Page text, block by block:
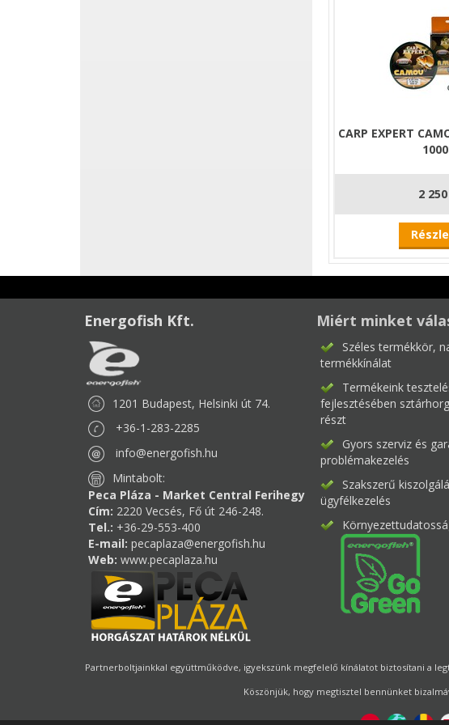
CARP EXPERT
2
Energofish Kft.
1201 Budapest, Helsinki út 74.
+36-1-283-2285
info@energofish.hu
Mintabolt:
Peca Pláza - Market Central Ferihegy
Cím: 2220 Vecsés, Fő út 246-248.
Tel.: +36-29-553-400
E-mail: pecaplaza@energofish.hu
Web: www.pecaplaza.hu
Miért minket
Széles termékkör,
termékkínálat
Termékeink
fejlesztésében
részt
Gyors szerviz és
problémakezelés
Szakszerű
ügyfélkezelés
Partnerboltjainkkal együttműködve, igyekszünk megfelelő kínálatot biztosítani a
Köszönjük, hogy megtisztel bennünket